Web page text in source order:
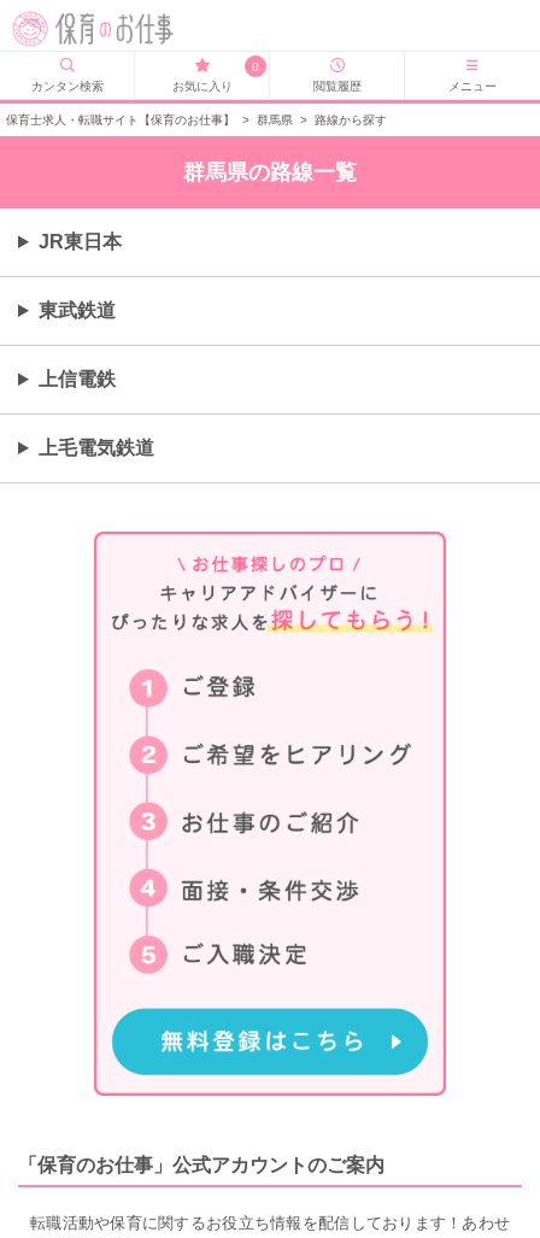
カンタン検索
0
お気に入り
閲覧履歴 メニュー
保育士求人・転職サイト【保育のお仕事】 > 群馬県 > 路線から探す
群馬県の路線一覧
JR東日本
東武鉄道
上信電鉄
上毛電気鉄道
「保育のお仕事」公式アカウントのご案内
転職活動や保育に関するお役立ち情報を配信しております！あわせ